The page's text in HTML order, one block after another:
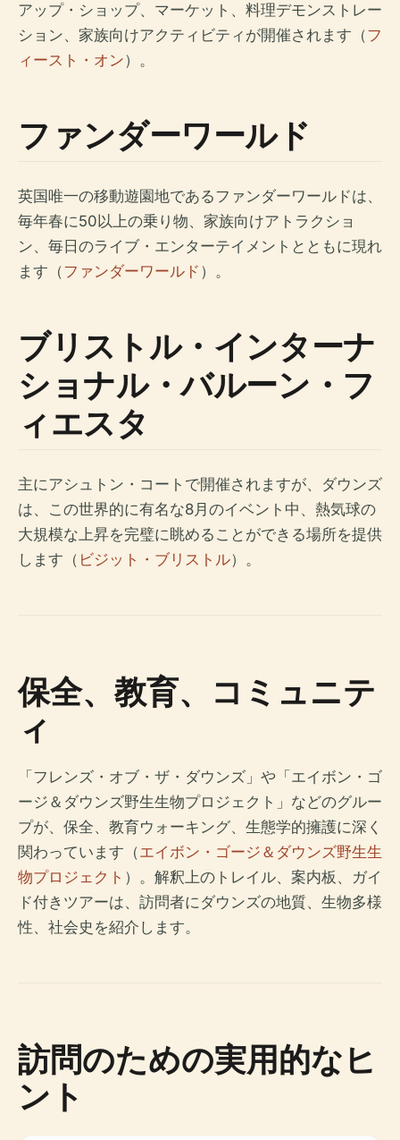
アップ・ショップ、マーケット、料理デモンストレー
ション、家族向けアクティビティが開催されます（フ
ィースト・オン）。
ファンダーワールド
英国唯一の移動遊園地であるファンダーワールドは、
毎年春に50以上の乗り物、家族向けアトラクショ
ン、毎日のライブ・エンターテイメントとともに現れ
ます（ファンダーワールド ）。
ブリストル・インターナ
ショナル・バルーン・フ
ィエスタ
主にアシュトン・コートで開催されますが、ダウンズ
は、この世界的に有名な8月のイベント中、熱気球の
大規模な上昇を完璧に眺めることができる場所を提供
します（ ビジット・ブリストル）。
保全、教育、コミュニテ
ィ
「フレンズ・オブ・ザ・ダウンズ」や「エイボン・ゴ
ージ＆ダウンズ野生生物プロジェクト」などのグルー
プが、保全、教育ウォーキング、生態学的擁護に深く
関わっています（エイボン・ゴージ＆ダウンズ野生生
物プロジェクト ）。解釈上のトレイル、案内板、ガイ
ド付きツアーは、訪問者にダウンズの地質、生物多様
性、社会史を紹介します。
訪問のための実用的なヒ
ント